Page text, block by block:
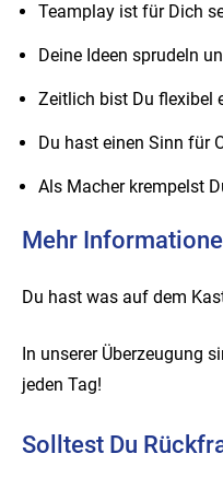
Teamplay ist für Dich
Deine Ideen sprudeln
Zeitlich bist Du flexibel
Du hast einen Sinn für
Als Macher krempelst
Mehr
Du hast was auf dem
In unserer Überzeugung
jeden Tag!
Solltest Du